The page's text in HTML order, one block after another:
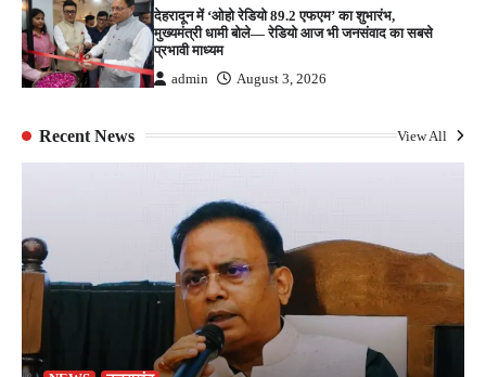
देहरादून में ‘ओहो रेडियो 89.2 एफएम’ का शुभारंभ,
मुख्यमंत्री धामी बोले— रेडियो आज भी जनसंवाद का सबसे
प्रभावी माध्यम
admin August 3, 2026
Recent News View All